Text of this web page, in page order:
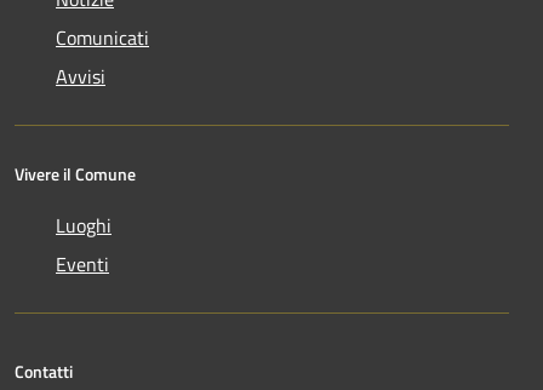
Comunicati
Avvisi
Vivere il Comune
Luoghi
Eventi
Contatti